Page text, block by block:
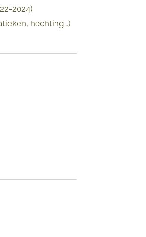
2024)
hechting…)